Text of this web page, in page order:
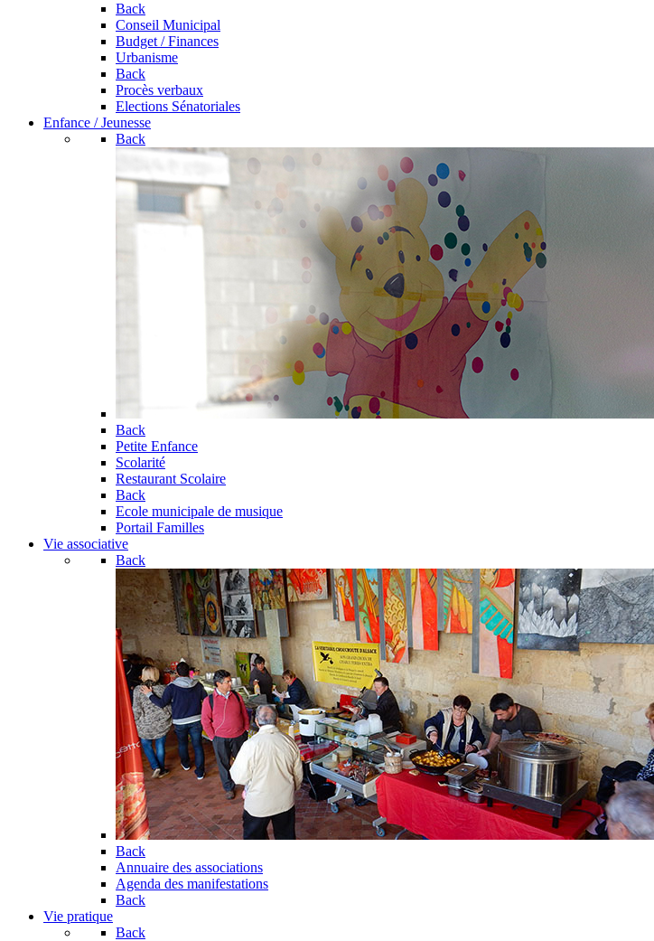
Back
Conseil Municipal
Budget / Finances
Urbanisme
Back
Procès verbaux
Elections Sénatoriales
Enfance / Jeunesse
Back
Back
Petite Enfance
Scolarité
Restaurant Scolaire
Back
Ecole municipale de musique
Portail Familles
Vie associative
Back
Back
Annuaire des associations
Agenda des manifestations
Back
Vie pratique
Back